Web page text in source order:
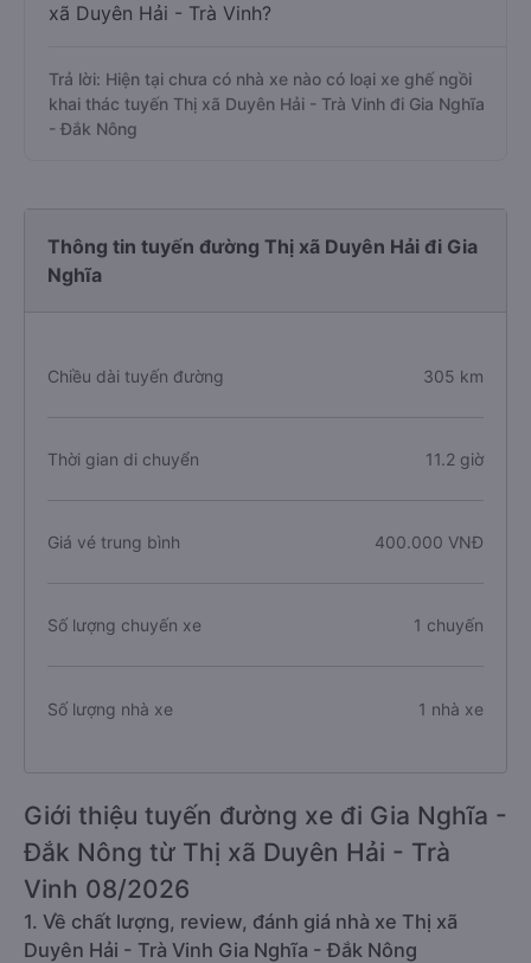
xã Duyên Hải - Trà Vinh?
Trả lời: Hiện tại chưa có nhà xe nào có loại xe ghế ngồi
khai thác tuyến Thị xã Duyên Hải - Trà Vinh đi Gia Nghĩa
- Đắk Nông
Thông tin tuyến đường Thị xã Duyên Hải đi Gia
Nghĩa
Chiều dài tuyến đường 305 km
Thời gian di chuyển 11.2 giờ
Giá vé trung bình 400.000 VNĐ
Số lượng chuyến xe 1 chuyến
Số lượng nhà xe 1 nhà xe
Giới thiệu tuyến đường xe đi Gia Nghĩa -
Đắk Nông từ Thị xã Duyên Hải - Trà
Vinh 08/2026
1. Về chất lượng, review, đánh giá nhà xe Thị xã
Duyên Hải - Trà Vinh Gia Nghĩa - Đắk Nông